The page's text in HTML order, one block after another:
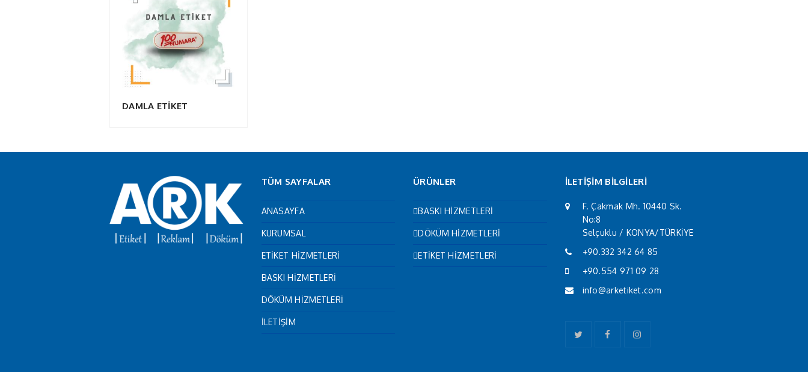
DAMLA ETİKET
TÜM SAYFALAR
ANASAYFA
KURUMSAL
ETİKET HİZMETLERİ
BASKI HİZMETLERİ
DÖKÜM HİZMETLERİ
İLETİŞİM
ÜRÜNLER
BASKI HİZMETLERİ
DÖKÜM HİZMETLERİ
ETİKET HİZMETLERİ
İLETİŞİM BİLGİLERİ
F. Çakmak Mh. 10440 Sk.
No:8
Selçuklu / KONYA/TÜRKİYE
+90.332 342 64 85
+90.554 971 09 28
info@arketiket.com
TwitterFacebookInstagram